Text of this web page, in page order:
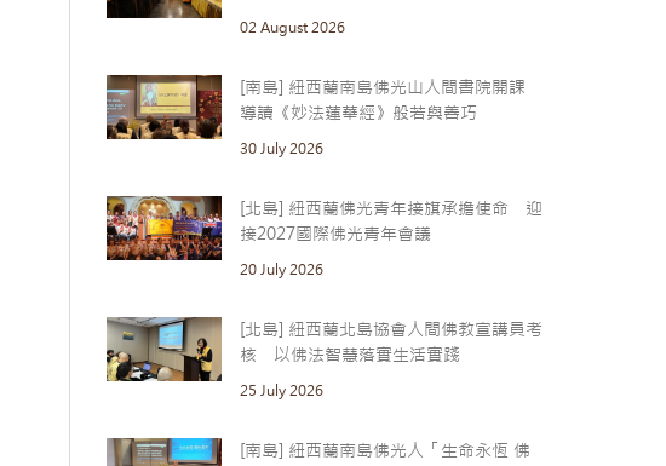
02 August 2026
[南島] 紐西蘭南島佛光山人間書院開課
導讀《妙法蓮華經》般若與善巧
30 July 2026
[北島] 紐西蘭佛光青年接旗承擔使命 迎
接2027國際佛光青年會議
20 July 2026
[北島] 紐西蘭北島協會人間佛教宣講員考
核 以佛法智慧落實生活實踐
25 July 2026
[南島] 紐西蘭南島佛光人「生命永恆 佛